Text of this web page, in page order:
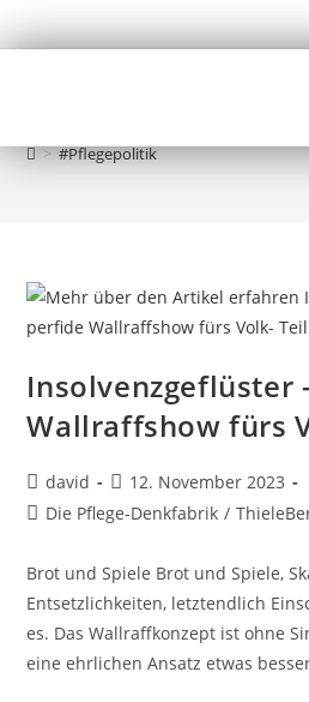
> #Pflegepolitik
Insolvenzgeflüster
Wallraffshow fürs
david
12. November 2023
Die Pflege-Denkfabrik /
Brot und Spiele Brot und Spiele,
Entsetzlichkeiten, letztendlich
es. Das Wallraffkonzept ist ohne
eine ehrlichen Ansatz etwas